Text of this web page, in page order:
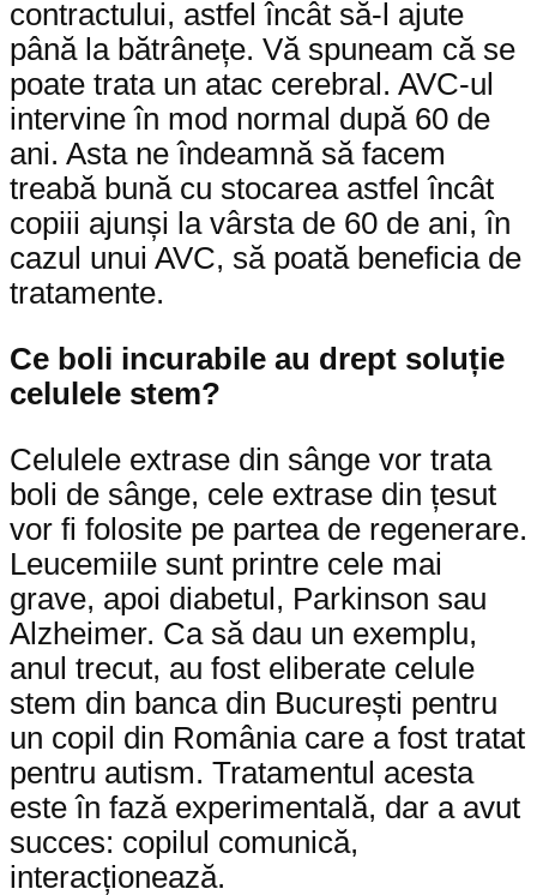
contractului, astfel încât să-l ajute
până la bătrânețe. Vă spuneam că se
poate trata un atac cerebral. AVC-ul
intervine în mod normal după 60 de
ani. Asta ne îndeamnă să facem
treabă bună cu stocarea astfel încât
copiii ajunși la vârsta de 60 de ani, în
cazul unui AVC, să poată beneficia de
tratamente.
Ce boli incurabile au drept soluție
celulele stem?
Celulele extrase din sânge vor trata
boli de sânge, cele extrase din țesut
vor fi folosite pe partea de regenerare.
Leucemiile sunt printre cele mai
grave, apoi diabetul, Parkinson sau
Alzheimer. Ca să dau un exemplu,
anul trecut, au fost eliberate celule
stem din banca din București pentru
un copil din România care a fost tratat
pentru autism. Tratamentul acesta
este în fază experimentală, dar a avut
succes: copilul comunică,
interacționează.